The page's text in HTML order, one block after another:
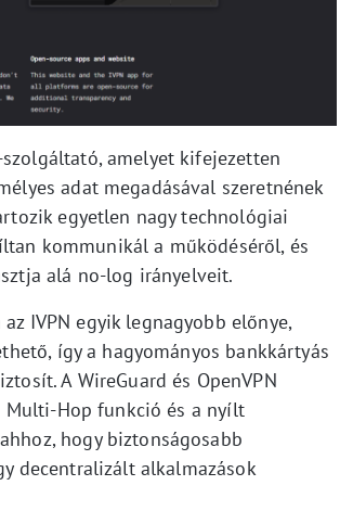
amelyet kifejezetten
adat megadásával szeretnének
egyetlen nagy technológiai
kommunikál a működéséről, és
alá no-log irányelveit.
IVPN egyik legnagyobb előnye,
így a hagyományos bankkártyás
A WireGuard és OpenVPN
Hop funkció és a nyílt
hogy biztonságosabb
decentralizált alkalmazások